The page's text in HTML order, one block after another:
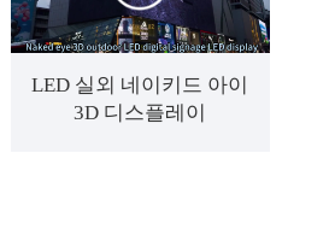
LED 실외 네이키드 아이
3D 디스플레이